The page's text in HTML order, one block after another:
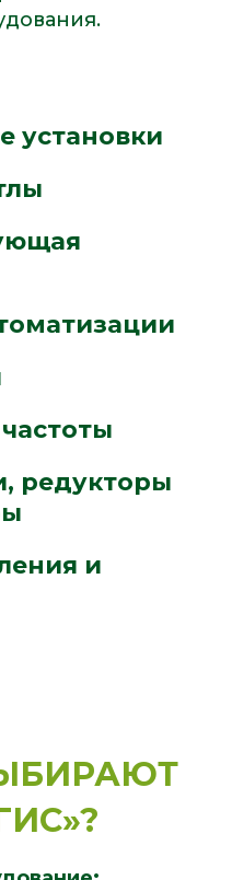
установки
редукторы
и